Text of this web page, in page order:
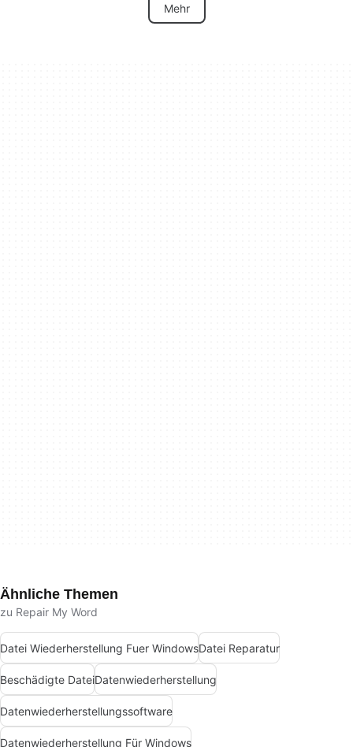
Mehr
Ähnliche Themen
zu Repair My Word
Datei Wiederherstellung Fuer WindowsDatei Reparatur
Beschädigte DateiDatenwiederherstellung
Datenwiederherstellungssoftware
Datenwiederherstellung Für Windows